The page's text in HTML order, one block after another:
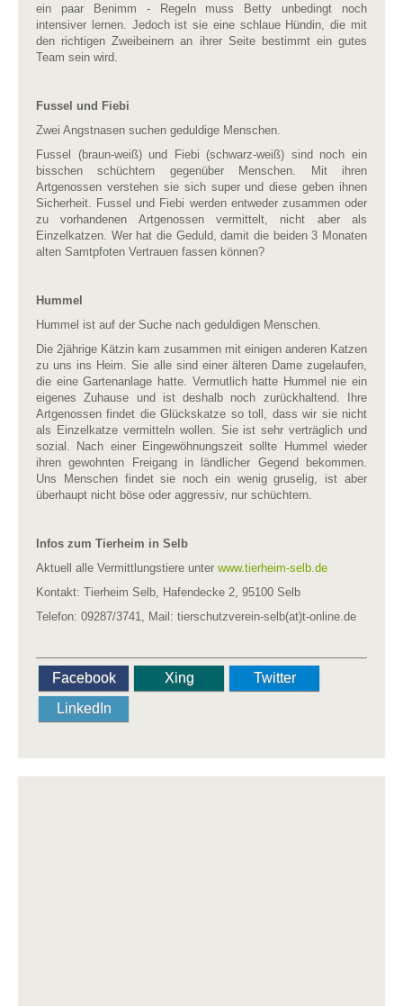
ein paar Benimm - Regeln muss Betty unbedingt noch
intensiver lernen. Jedoch ist sie eine schlaue Hündin, die mit
den richtigen Zweibeinern an ihrer Seite bestimmt ein gutes
Team sein wird.
Fussel und Fiebi
Zwei Angstnasen suchen geduldige Menschen.
Fussel (braun-weiß) und Fiebi (schwarz-weiß) sind noch ein
bisschen schüchtern gegenüber Menschen. Mit ihren
Artgenossen verstehen sie sich super und diese geben ihnen
Sicherheit. Fussel und Fiebi werden entweder zusammen oder
zu vorhandenen Artgenossen vermittelt, nicht aber als
Einzelkatzen. Wer hat die Geduld, damit die beiden 3 Monaten
alten Samtpfoten Vertrauen fassen können?
Hummel
Hummel ist auf der Suche nach geduldigen Menschen.
Die 2jährige Kätzin kam zusammen mit einigen anderen Katzen
zu uns ins Heim. Sie alle sind einer älteren Dame zugelaufen,
die eine Gartenanlage hatte. Vermutlich hatte Hummel nie ein
eigenes Zuhause und ist deshalb noch zurückhaltend. Ihre
Artgenossen findet die Glückskatze so toll, dass wir sie nicht
als Einzelkatze vermitteln wollen. Sie ist sehr verträglich und
sozial. Nach einer Eingewöhnungszeit sollte Hummel wieder
ihren gewohnten Freigang in ländlicher Gegend bekommen.
Uns Menschen findet sie noch ein wenig gruselig, ist aber
überhaupt nicht böse oder aggressiv, nur schüchtern.
Infos zum Tierheim in Selb
Aktuell alle Vermittlungstiere unter www.tierheim-selb.de
Kontakt: Tierheim Selb, Hafendecke 2, 95100 Selb
Telefon: 09287/3741, Mail: tierschutzverein-selb(at)t-online.de
Facebook Xing
Twitter
LinkedIn